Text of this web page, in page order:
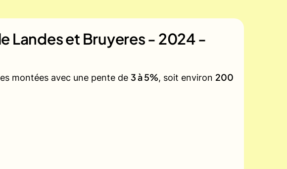
Landes et Bruyeres - 2024 -
montées avec une pente de 3 à 5%, soit environ 200